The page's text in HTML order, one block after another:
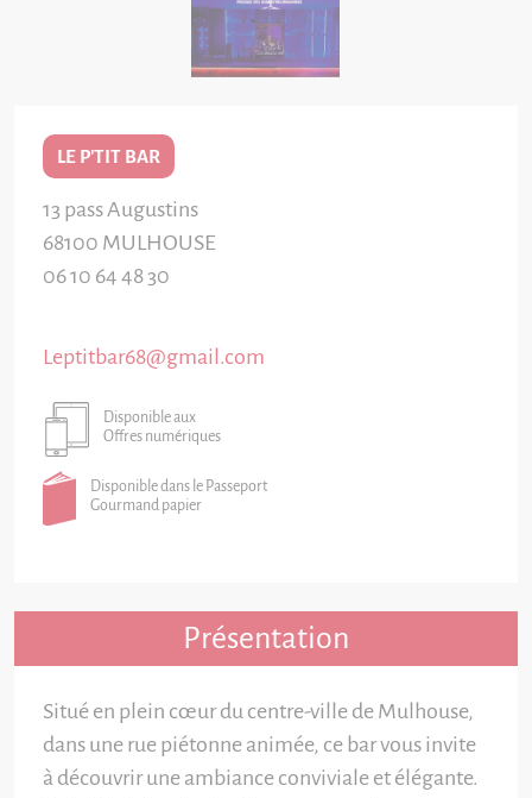
LE P'TIT BAR
13 pass Augustins
68100 MULHOUSE
06 10 64 48 30
Leptitbar68@gmail.com
Disponible aux
Offres numériques
Disponible dans le Passeport
Gourmand papier
Présentation
Situé en plein cœur du centre-ville de Mulhouse,
dans une rue piétonne animée, ce bar vous invite
à découvrir une ambiance conviviale et élégante.